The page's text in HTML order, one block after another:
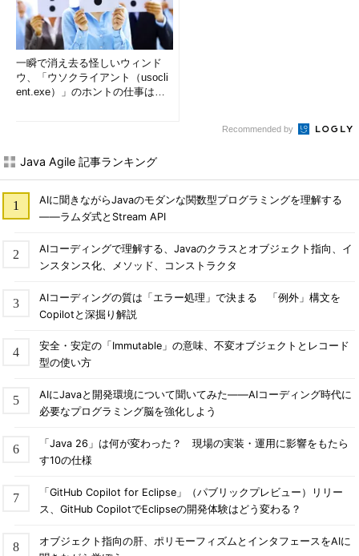
一瞬で消え去る怪しいウィンド
ウ、「ウソクライアント（usocli
ent.exe）」のホントの仕事は？
Recommended by
Java Agile 記事ランキング
AIに聞きながらJavaのモダンな関数型プログラミングを理解する
――ラムダ式とStream API
AIコーディングで理解する、Javaのクラスとオブジェクト指向、イ
ンスタンス化、メソッド、コンストラクタ
AIコーディングの質は「エラー処理」で決まる 「例外」構文を
Copilotと深掘り解説
安全・安定の「Immutable」の意味、不変オブジェクトとレコード
型の使い方
AIにJavaと開発環境について聞いてみた――AIコーディング時代に
必要なプログラミング脳を強化しよう
「Java 26」は何が変わった？ 現場の実装・運用に影響をもたら
す10の仕様
「GitHub Copilot for Eclipse」（パブリックプレビュー）リリー
ス、GitHub CopilotでEclipseの開発体験はどう変わる？
オブジェクト指向の肝、ポリモーフィズムとインタフェースをAIに